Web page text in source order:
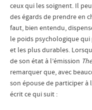
ceux qui les soignent. Il
des égards de prendre en
faut, bien entendu,
le poids psychologique
et les plus durables.
de son état à l’émission
remarquer que, avec
son épouse de participer à
écrit ce qui suit :